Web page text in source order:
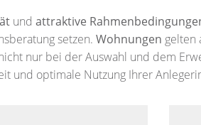
und attraktive
setzen. Wohnungen gelten
nur bei der Auswahl und dem
und optimale Nutzung Ihrer